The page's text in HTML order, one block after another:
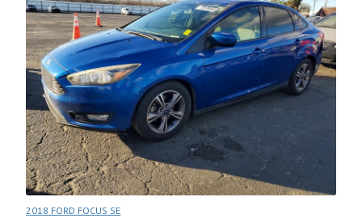
2018 FORD FOCUS SE